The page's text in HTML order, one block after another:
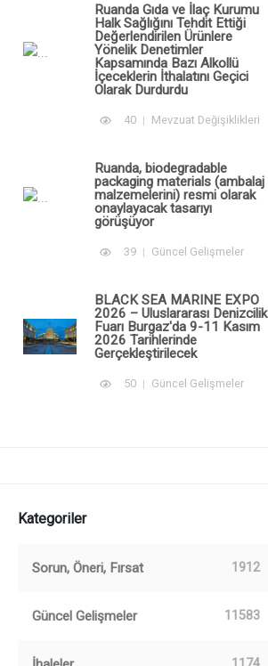
Ruanda Gıda ve İlaç Kurumu
Halk Sağlığını Tehdit Ettiği
Değerlendirilen Ürünlere
Yönelik Denetimler
Kapsamında Bazı Alkollü
İçeceklerin İthalatını Geçici
Olarak Durdurdu
40 Mevzuat Değişiklikleri
Ruanda, biodegradable
packaging materials (ambalaj
malzemelerini) resmi olarak
onaylayacak tasarıyı
görüşüyor
39 Güncel Gelişmeler
BLACK SEA MARINE EXPO
2026 – Uluslararası Denizcilik
Fuarı Burgaz'da 9-11 Kasım
2026 Tarihlerinde
Gerçekleştirilecek
50 Güncel Gelişmeler
Kategoriler
Sorun, Öneri, Fırsat 1912
Güncel Gelişmeler 11583